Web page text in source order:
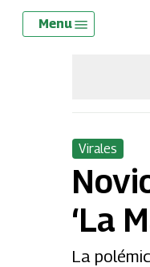
Skip
Menu
Virales
‘La
La
Menu